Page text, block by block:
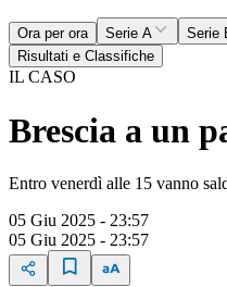
Ora per ora Serie A Serie
Risultati e Classifiche
IL CASO
Brescia a un
Entro venerdì alle 15 vanno
05 Giu 2025 - 23:57
05 Giu 2025 - 23:57